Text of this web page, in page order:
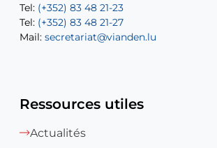
Tel: (+352) 83 48 21-23
Tel: (+352) 83 48 21-27
Mail: secretariat@vianden.lu
Tel: (+352) 83 48 21-22
Mail:sofia.carvalho@vianden.lu
Mail: diane.storn@vianden.lu
Ressources utiles
Actualités